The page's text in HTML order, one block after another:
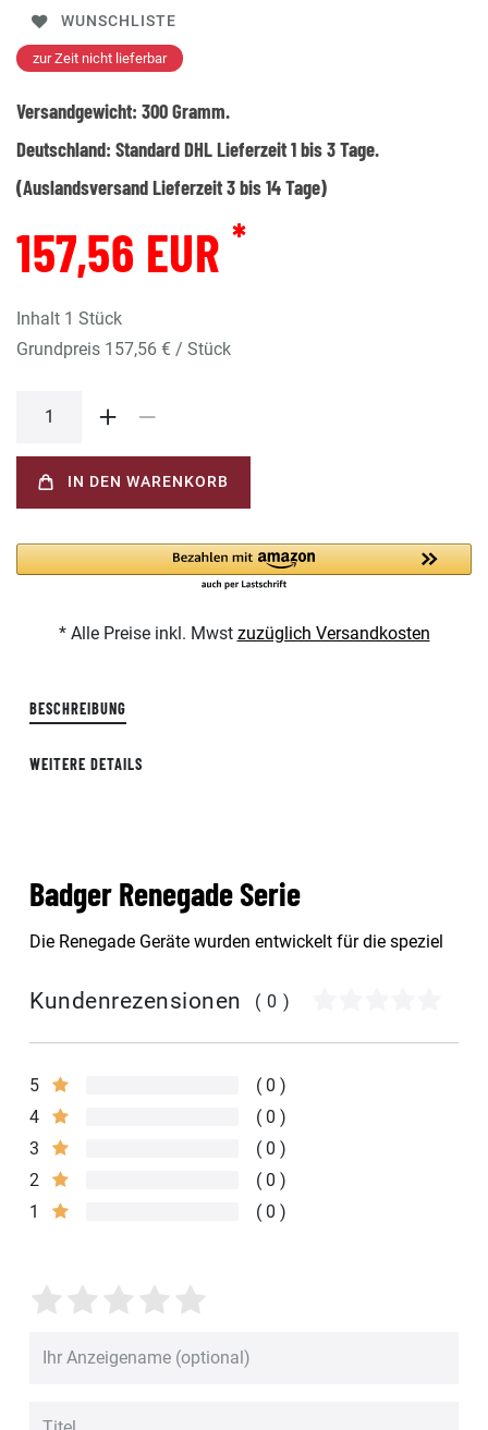
WUNSCHLISTE
zur Zeit nicht lieferbar
Versandgewicht: 300Gramm.
Deutschland: Standard DHL Lieferzeit 1 bis 3 Tage.
(Auslandsversand Lieferzeit 3 bis 14 Tage)
157,56 EUR *
Inhalt 1 Stück
Grundpreis 157,56 € / Stück
IN DEN WARENKORB
* Alle Preise inkl. Mwst zuzüglich Versandkosten
BESCHREIBUNG
WEITERE DETAILS
Badger Renegade Serie
Die Renegade Geräte wurden entwickelt für die speziel
Kundenrezensionen (0)
5
0
4
0
3
0
2
0
1
0